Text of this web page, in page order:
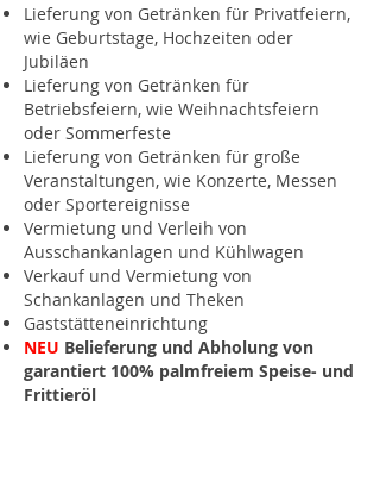
Lieferung von Getränken für Privatfeiern,
wie Geburtstage, Hochzeiten oder
Jubiläen
Lieferung von Getränken für
Betriebsfeiern, wie Weihnachtsfeiern
oder Sommerfeste
Lieferung von Getränken für große
Veranstaltungen, wie Konzerte, Messen
oder Sportereignisse
Vermietung und Verleih von
Ausschankanlagen und Kühlwagen
Verkauf und Vermietung von
Schankanlagen und Theken
Gaststätteneinrichtung
NEU Belieferung und Abholung von
garantiert 100% palmfreiem Speise- und
Frittieröl